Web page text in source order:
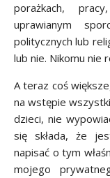
porażkach,
uprawianym
politycznych lub
lub nie. Nikomu nie
A teraz coś
na wstępie
dzieci, nie
się składa, że
napisać o tym
mojego